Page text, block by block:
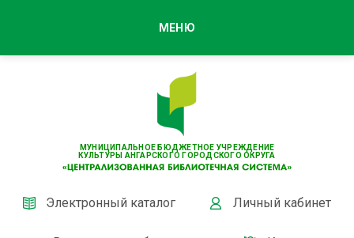
МУНИЦИПАЛЬНОЕ БЮДЖЕТНОЕ УЧРЕЖДЕНИЕ
КУЛЬТУРЫ АНГАРСКОГО ГОРОДСКОГО ОКРУГА
Электронный каталог Личный кабинет
МЕНЮ